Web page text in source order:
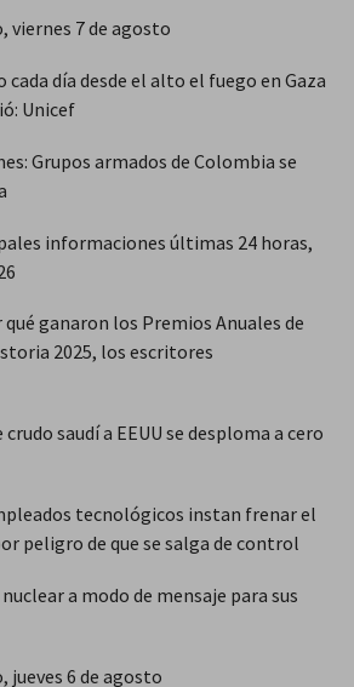
viernes 7 de agosto
cada día desde el alto el fuego en Gaza
Unicef
Grupos armados de Colombia se
informaciones últimas 24 horas,
qué ganaron los Premios Anuales de
2025, los escritores
saudí a EEUU se desploma a cero
tecnológicos instan frenar el
peligro de que se salga de control
a modo de mensaje para sus
jueves 6 de agosto